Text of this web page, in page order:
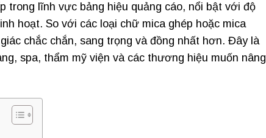
trong lĩnh vực bảng hiệu quảng cáo, nổi bật với độ
hoạt. So với các loại chữ mica ghép hoặc mica
chắc chắn, sang trọng và đồng nhất hơn. Đây là
spa, thẩm mỹ viện và các thương hiệu muốn nâng